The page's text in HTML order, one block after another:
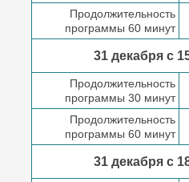
Продолжительность
программы 60 минут
31 декабря с
Продолжительность
программы 30 минут
Продолжительность
программы 60 минут
31 декабря с